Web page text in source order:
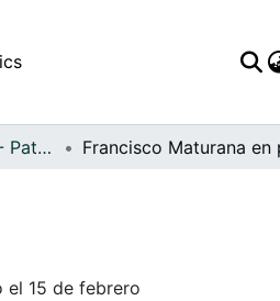
FFDO - Nacionales - Patrimonial
el 15 de febrero